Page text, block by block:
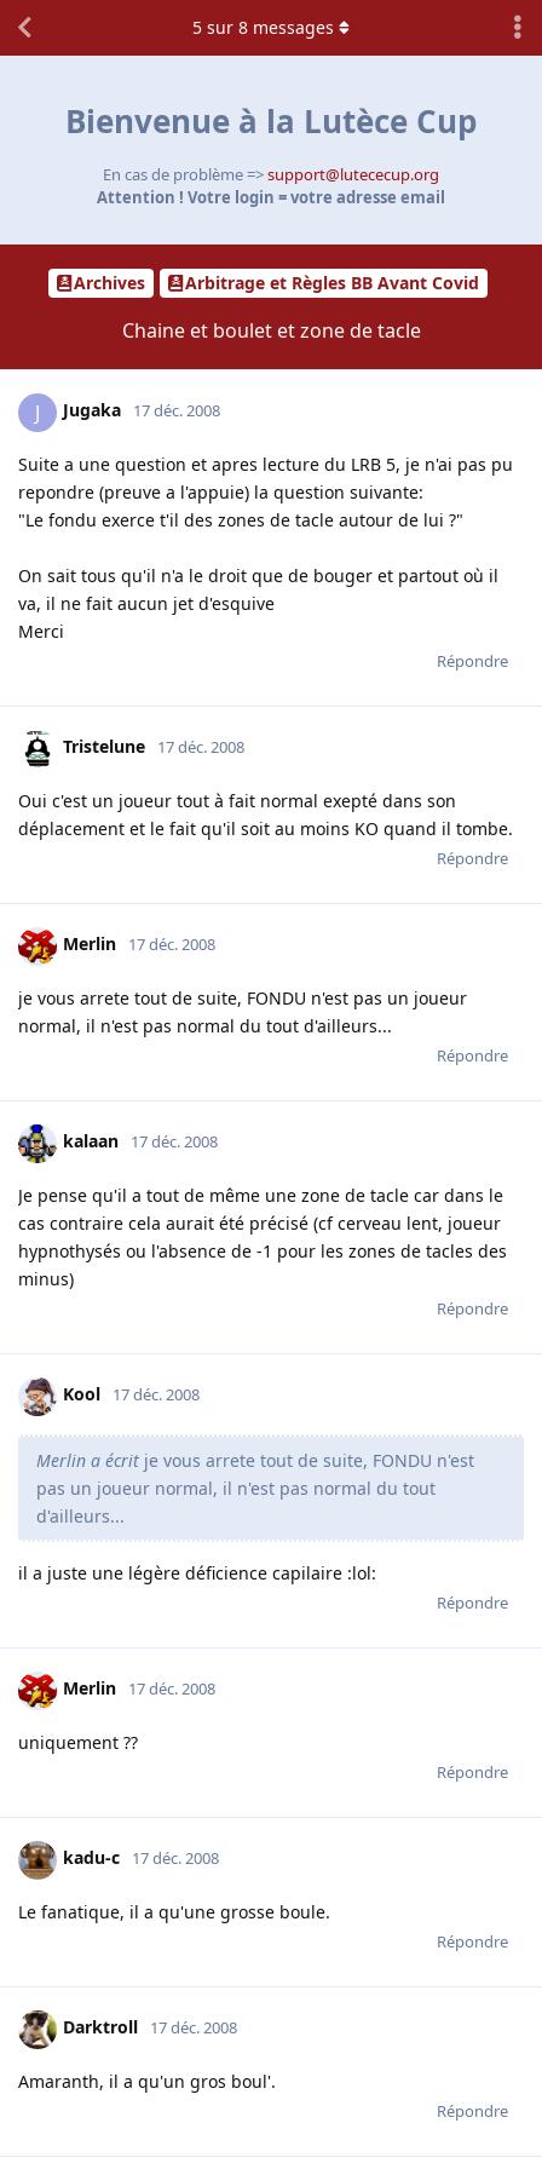
Bienvenue à la Lutèce Cup
En cas de problème =>support@lutececup.org
Attention ! Votre login = votre adresse email
Archives Arbitrage et Règles BB Avant Covid
Chaine et boulet et zone de tacle
5 sur 8 messages
J Jugaka 17 déc. 2008
Suite a une question et apres lecture du LRB 5, je n'ai pas pu
repondre (preuve a l'appuie) la question suivante:
"Le fondu exerce t'il des zones de tacle autour de lui ?"
On sait tous qu'il n'a le droit que de bouger et partout où il
va, il ne fait aucun jet d'esquive
Merci
Répondre
Tristelune 17 déc. 2008
Oui c'est un joueur tout à fait normal exepté dans son
déplacement et le fait qu'il soit au moins KO quand il tombe.
Répondre
Merlin 17 déc. 2008
je vous arrete tout de suite, FONDU n'est pas un joueur
normal, il n'est pas normal du tout d'ailleurs...
Répondre
kalaan 17 déc. 2008
Je pense qu'il a tout de même une zone de tacle car dans le
cas contraire cela aurait été précisé (cf cerveau lent, joueur
hypnothysés ou l'absence de -1 pour les zones de tacles des
minus)
Répondre
Kool 17 déc. 2008
Merlin a écrit je vous arrete tout de suite, FONDU n'est
pas un joueur normal, il n'est pas normal du tout
d'ailleurs...
il a juste une légère déficience capilaire :lol:
Répondre
Merlin 17 déc. 2008
uniquement ??
Répondre
kadu-c 17 déc. 2008
Le fanatique, il a qu'une grosse boule.
Répondre
Darktroll 17 déc. 2008
Amaranth, il a qu'un gros boul'.
Répondre